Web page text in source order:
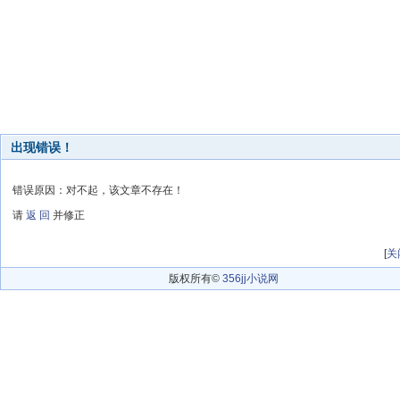
出现错误！
错误原因：对不起，该文章不存在！
请 返 回 并修正
[关
版权所有© 356jj小说网